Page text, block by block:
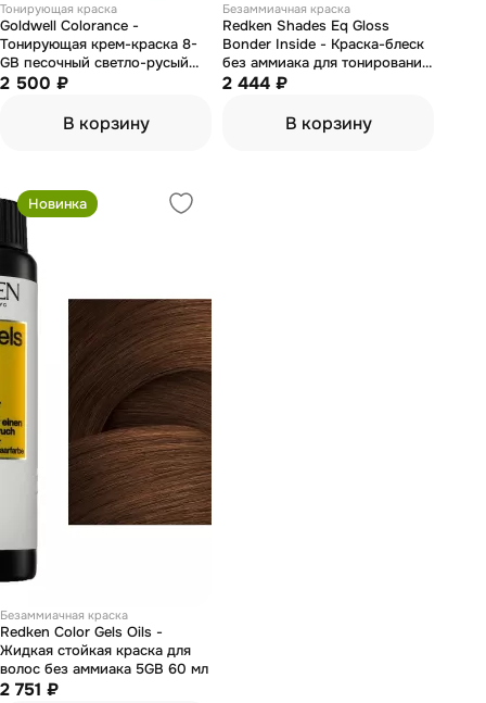
Тонирующая краска
Goldwell Colorance -
Тонирующая крем-краска 8-
GB песочный светло-русый
120 мл
2 500 ₽
В корзину
Безаммиачная краска
Redken Shades Eq Gloss
Bonder Inside - Краска-блеск
без аммиака для тонирования
и ухода 05NА 60 мл
2 444 ₽
В корзину
Новинка
Безаммиачная краска
Redken Color Gels Oils -
Жидкая стойкая краска для
волос без аммиака 5GB 60 мл
2 751 ₽